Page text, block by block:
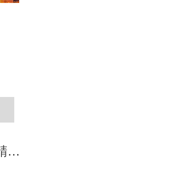
义韬党支部召开省第十五次党代会精神专题学习会